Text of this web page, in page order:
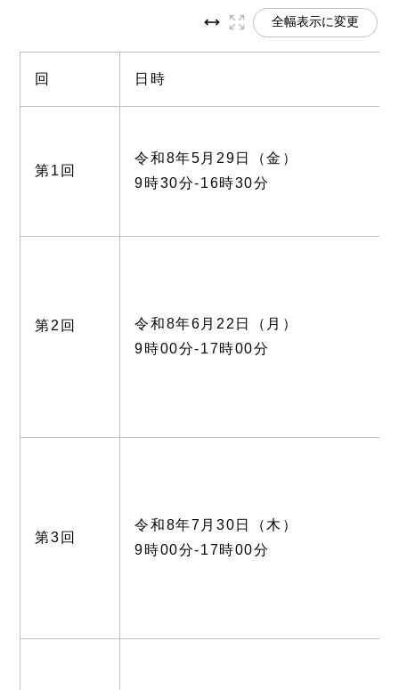
全幅表示に変更
回 日時
第1回
令和8年5月29日（金）
9時30分-16時30分
第2回
令和8年6月22日（月）
9時00分-17時00分
第3回
令和8年7月30日（木）
9時00分-17時00分